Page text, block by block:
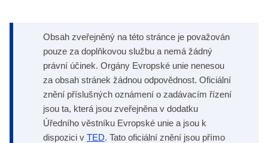
Obsah zveřejněný na této stránce je považován
pouze za doplňkovou službu a nemá žádný
právní účinek. Orgány Evropské unie nenesou
za obsah stránek žádnou odpovědnost. Oficiální
znění příslušných oznámení o zadávacím řízení
jsou ta, která jsou zveřejněna v dodatku
Úředního věstníku Evropské unie a jsou k
dispozici v TED. Tato oficiální znění jsou přímo